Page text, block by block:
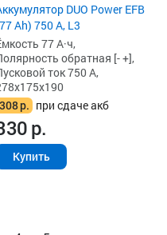
DUO Power EFB
Ah) 750 А, L3
77 А·ч,
обратная [- +],
ток 750 А,
308р. при сдаче акб
р.
Купить